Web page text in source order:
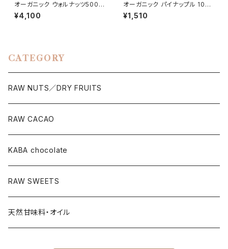
オーガニック ウォルナッツ500g
＜生＞／Organic Walnut（Ra
w）
¥4,100
オーガニック パイナップル 100
g＜ドライ＞／Organic Dried
Pineapples
¥1,510
CATEGORY
RAW NUTS／DRY FRUITS
RAW CACAO
KABA chocolate
RAW SWEETS
天然甘味料・オイル